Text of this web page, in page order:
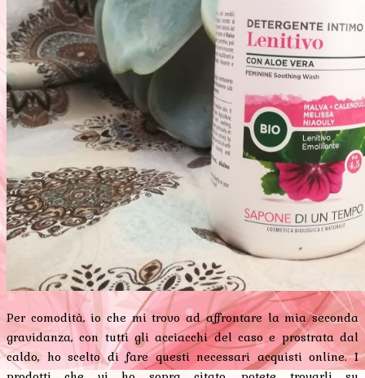
Per comodità, io che mi trovo ad affrontare la mia seconda
gravidanza, con tutti gli acciacchi del caso e prostrata dal
caldo, ho scelto di fare questi necessari acquisti online. I